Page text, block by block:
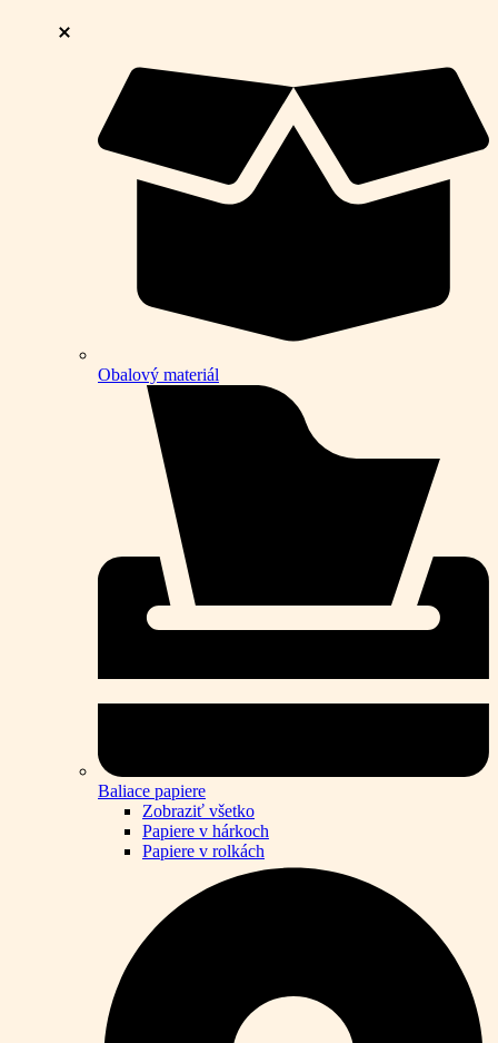
Obalový materiál
Baliace papiere
Zobraziť všetko
Papiere v hárkoch
Papiere v rolkách